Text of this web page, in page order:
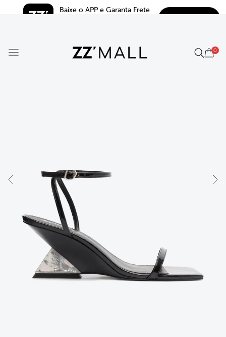
Baixe o APP e Garanta Frete
0